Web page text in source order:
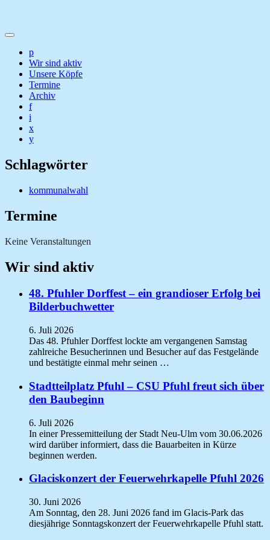
p
Wir sind aktiv
Unsere Köpfe
Termine
Archiv
f
i
x
y
Schlagwörter
kommunalwahl
Termine
Keine Veranstaltungen
Wir sind aktiv
48. Pfuhler Dorffest – ein grandioser Erfolg bei
Bilderbuchwetter
6. Juli 2026
Das 48. Pfuhler Dorffest lockte am vergangenen Samstag
zahlreiche Besucherinnen und Besucher auf das Festgelände
und bestätigte einmal mehr seinen …
Stadtteilplatz Pfuhl – CSU Pfuhl freut sich über
den Baubeginn
6. Juli 2026
In einer Pressemitteilung der Stadt Neu-Ulm vom 30.06.2026
wird darüber informiert, dass die Bauarbeiten in Kürze
beginnen werden.
Glaciskonzert der Feuerwehrkapelle Pfuhl 2026
30. Juni 2026
Am Sonntag, den 28. Juni 2026 fand im Glacis-Park das
diesjährige Sonntagskonzert der Feuerwehrkapelle Pfuhl statt.